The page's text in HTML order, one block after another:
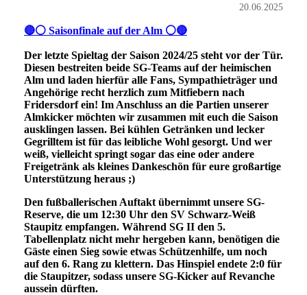
20.06.2025
🔴⚪ Saisonfinale auf der Alm ⚪🔴
Der letzte Spieltag der Saison 2024/25 steht vor der Tür.
Diesen bestreiten beide SG-Teams auf der heimischen
Alm und laden hierfür alle Fans, Sympathieträger und
Angehörige recht herzlich zum Mitfiebern nach
Fridersdorf ein! Im Anschluss an die Partien unserer
Almkicker möchten wir zusammen mit euch die Saison
ausklingen lassen. Bei kühlen Getränken und lecker
Gegrilltem ist für das leibliche Wohl gesorgt. Und wer
weiß, vielleicht springt sogar das eine oder andere
Freigetränk als kleines Dankeschön für eure großartige
Unterstützung heraus ;)
Den fußballerischen Auftakt übernimmt unsere SG-
Reserve, die um 12:30 Uhr den SV Schwarz-Weiß
Staupitz empfangen. Während SG II den 5.
Tabellenplatz nicht mehr hergeben kann, benötigen die
Gäste einen Sieg sowie etwas Schützenhilfe, um noch
auf den 6. Rang zu klettern. Das Hinspiel endete 2:0 für
die Staupitzer, sodass unsere SG-Kicker auf Revanche
aussein dürften.